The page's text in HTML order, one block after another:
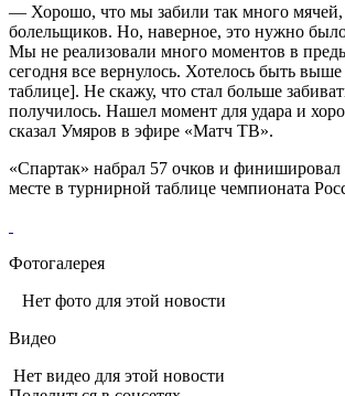
— Хорошо, что мы забили так много мячей,
болельщиков. Но, наверное, это нужно
Мы не реализовали много моментов в
сегодня все вернулось. Хотелось быть
таблице]. Не скажу, что стал больше
получилось. Нашел момент для удара и
сказал Умяров в эфире «Матч ТВ».
«Спартак» набрал 57 очков и финишировал
месте в турнирной таблице чемпионата
Фотогалерея
Нет фото для этой новости
Видео
Нет видео для этой новости